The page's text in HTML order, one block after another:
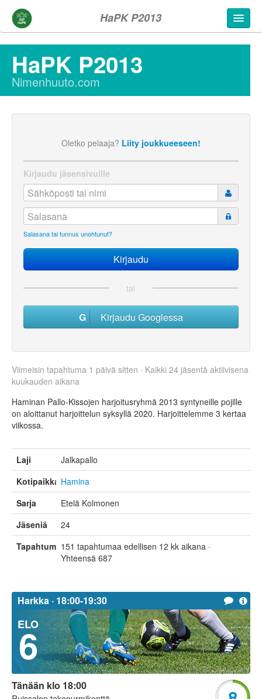
HaPK P2013
HaPK P2013
Nimenhuuto.com
Oletko pelaaja? Liity joukkueeseen!
Kirjaudu jäsensivuille
Salasana tai tunnus unohtunut?
tai
Kirjaudu Googlessa
Viimeisin tapahtuma 1 päivä sitten · Kaikki 24 jäsentä aktiivisena
kuukauden aikana
Haminan Pallo-Kissojen harjoitusryhmä 2013 syntyneille pojille
on aloittanut harjoittelun syksyllä 2020. Harjoittelemme 3 kertaa
viikossa.
Laji
Jalkapallo
Kotipaikka Hamina
Sarja
Etelä Kolmonen
Jäseniä
24
Tapahtumat151 tapahtumaa edellisen 12 kk aikana ·
Yhteensä 687
Harkka · 18:00-19:30
ELO
6
Tänään klo 18:00